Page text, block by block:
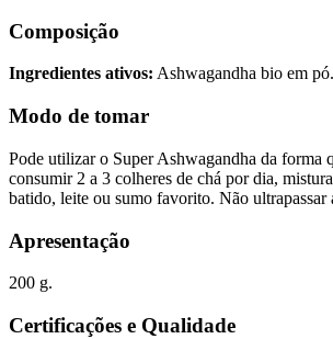
Composição
Ingredientes ativos: Ashwagandha bio em pó.
Modo de tomar
Pode utilizar o Super Ashwagandha da forma
consumir 2 a 3 colheres de chá por dia,
batido, leite ou sumo favorito. Não ultrapassar
Apresentação
200 g.
Certificações e Qualidade